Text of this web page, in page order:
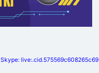
Skype: live:.cid.575569c608265c69